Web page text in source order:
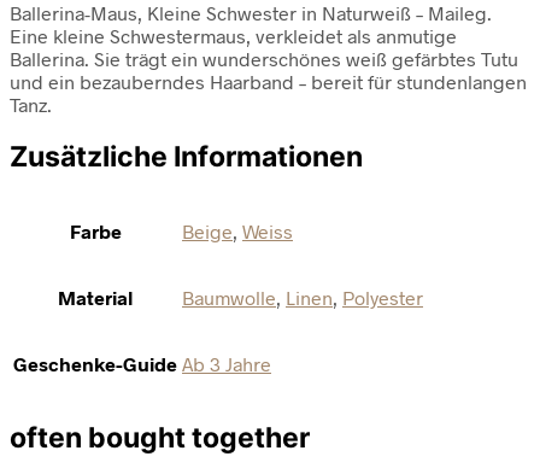
Ballerina-Maus, Kleine Schwester in Naturweiß – Maileg.
Eine kleine Schwestermaus, verkleidet als anmutige
Ballerina. Sie trägt ein wunderschönes weiß gefärbtes Tutu
und ein bezauberndes Haarband – bereit für stundenlangen
Tanz.
Zusätzliche Informationen
Farbe Beige Weiss
Material Baumwolle Linen Polyester
Geschenke-Guide Ab 3 Jahre
often bought together